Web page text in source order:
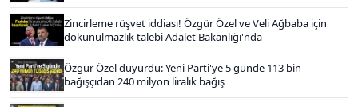
Zincirleme rüşvet iddiası! Özgür Özel ve Veli Ağbaba için
dokunulmazlık talebi Adalet Bakanlığı'nda
Özgür Özel duyurdu: Yeni Parti'ye 5 günde 113 bin
bağışçıdan 240 milyon liralık bağış